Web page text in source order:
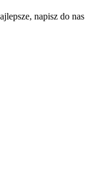
napisz do nas